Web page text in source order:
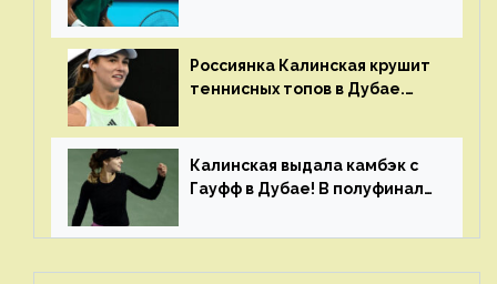
Россиянка Калинская крушит
теннисных топов в Дубае.
рейтинга
Калинская выдала камбэк с
Гауфф в Дубае! В полуфинале
Свёнтек